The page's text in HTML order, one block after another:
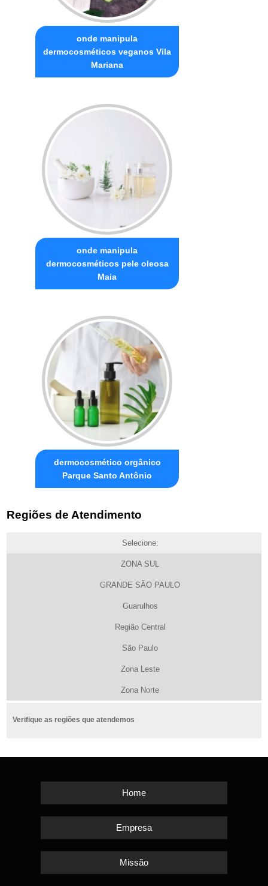
onde manipula
dermocosméticos veganos Vila
Mariana
onde manipula
dermocosméticos pele oleosa
Maia
dermocosmético orgânico
Parque Santo Antônio
Regiões de Atendimento
Selecione:
ZONA SUL
GRANDE SÃO PAULO
Guarulhos
Região Central
São Paulo
Zona Leste
Zona Norte
Verifique as regiões que atendemos
Home
Empresa
Missão